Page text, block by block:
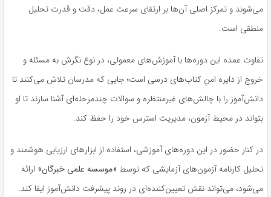
می‌شوند و تمرکز اصلی آن‌ها بر ارتقای سرعت عمل، دقت و قدرت تحلیل
منطقی است.
تفاوت عمده این دوره‌ها با آموزش‌های معمولی، در نوع نگرش به مسئله و
خروج از دایره امنِ کتاب‌های درسی است؛ جایی که مدرسان تلاش می‌کنند تا
دانش‌آموز را با چالش‌های غیرمنتظره و سوالات چندمرحله‌ای آشنا سازند تا او
بتواند در محیط آزمون، مدیریت استرس خود را حفظ کند.
در کنار حضور در این دوره‌های آموزشی، استفاده از ابزارهای ارزیابی هوشمند و
تحلیل کارنامه آزمون‌های آزمایشی که توسط «موسسه علمی خبرگان» ارائه
می‌شود، می‌تواند نقش تعیین‌کننده‌ای در روند پیشرفت دانش‌آموز ایفا کند.